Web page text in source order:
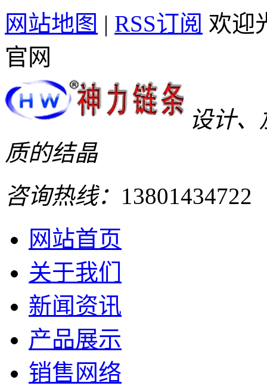
网站地图 | RSS订阅 欢迎
官网
设计
质的结晶
咨询热线： 13801434722
网站首页
关于我们
新闻资讯
产品展示
销售网络